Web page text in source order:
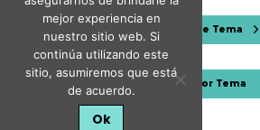
Anterior Tema
Siguiente Tema
mejor experiencia en
nuestro sitio web. Si
continúa utilizando este
sitio, asumiremos que está
de acuerdo.
Ok